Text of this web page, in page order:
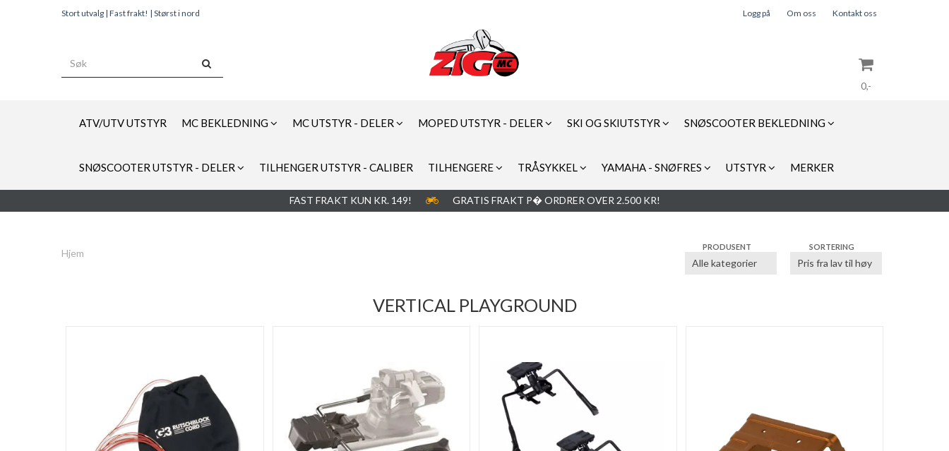
Stort utvalg | Fast frakt! | Størst i nord Logg på Om oss Kontakt oss
0,-
ATV/UTV UTSTYR MC BEKLEDNING MC UTSTYR - DELER MOPED UTSTYR - DELER SKI OG SKIUTSTYR SNØSCOOTER BEKLEDNING
SNØSCOOTER UTSTYR - DELER TILHENGER UTSTYR - CALIBER TILHENGERE TRÅSYKKEL YAMAHA - SNØFRES UTSTYR MERKER
FAST FRAKT KUN KR. 149! GRATIS FRAKT P� ORDRER OVER 2.500 KR!
Hjem
PRODUSENT SORTERING
VERTICAL PLAYGROUND